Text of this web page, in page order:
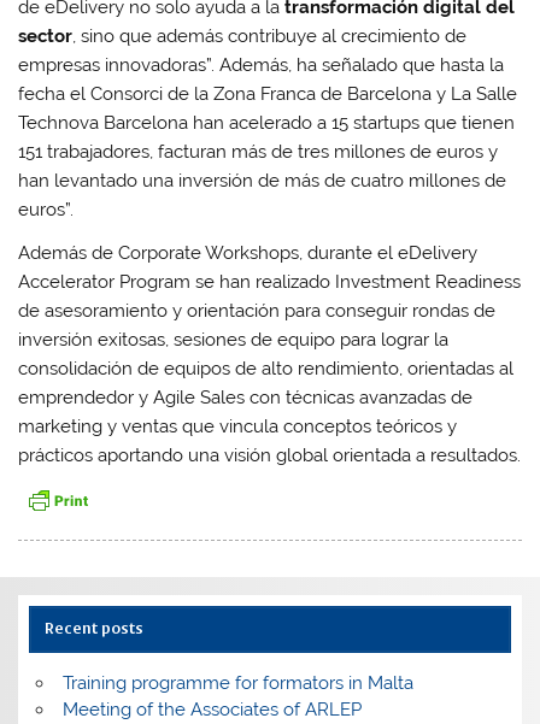
de eDelivery no solo ayuda a latransformación digital del
sector, sino que además contribuye al crecimiento de
empresas innovadoras”. Además, ha señalado que hasta la
fecha el Consorci de la Zona Franca de Barcelona y La Salle
Technova Barcelona han acelerado a 15 startups que tienen
151 trabajadores, facturan más de tres millones de euros y
han levantado una inversión de más de cuatro millones de
euros”.
Además de Corporate Workshops, durante el eDelivery
Accelerator Program se han realizado Investment Readiness
de asesoramiento y orientación para conseguir rondas de
inversión exitosas, sesiones de equipo para lograr la
consolidación de equipos de alto rendimiento, orientadas al
emprendedor y Agile Sales con técnicas avanzadas de
marketing y ventas que vincula conceptos teóricos y
prácticos aportando una visión global orientada a resultados.
Recent posts
Training programme for formators in Malta
Meeting of the Associates of ARLEP